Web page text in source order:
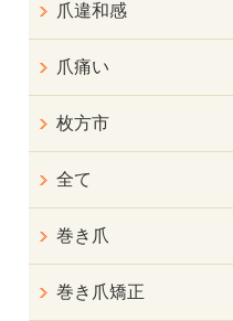
爪違和感
爪痛い
枚方市
全て
巻き爪
巻き爪矯正